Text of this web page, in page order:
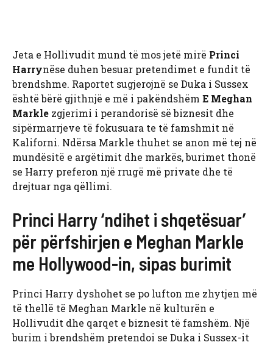
Jeta e Hollivudit mund të mos jetë mirë Princi
Harrynëse duhen besuar pretendimet e fundit të
brendshme. Raportet sugjerojnë se Duka i Sussex
është bërë gjithnjë e më i pakëndshëm E Meghan
Markle zgjerimi i perandorisë së biznesit dhe
sipërmarrjeve të fokusuara te të famshmit në
Kaliforni. Ndërsa Markle thuhet se anon më tej në
mundësitë e argëtimit dhe markës, burimet thonë
se Harry preferon një rrugë më private dhe të
drejtuar nga qëllimi.
Princi Harry ‘ndihet i shqetësuar’
për përfshirjen e Meghan Markle
me Hollywood-in, sipas burimit
Princi Harry dyshohet se po lufton me zhytjen më
të thellë të Meghan Markle në kulturën e
Hollivudit dhe qarqet e biznesit të famshëm. Një
burim i brendshëm pretendoi se Duka i Sussex-it